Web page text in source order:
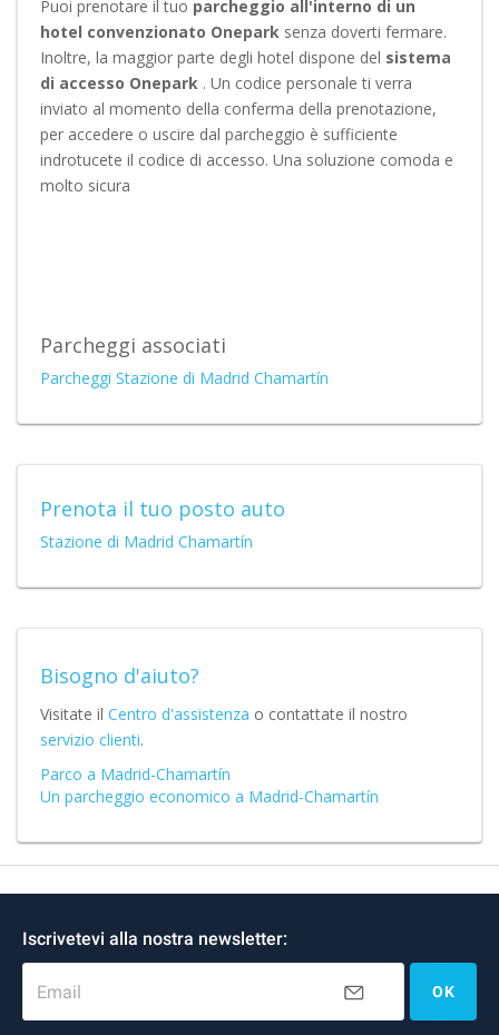
Puoi prenotare il tuo parcheggio all'interno di un
hotel convenzionato Onepark senza doverti fermare.
Inoltre, la maggior parte degli hotel dispone del sistema
di accesso Onepark . Un codice personale ti verra
inviato al momento della conferma della prenotazione,
per accedere o uscire dal parcheggio è sufficiente
indrotucete il codice di accesso. Una soluzione comoda e
molto sicura
Parcheggi associati
Parcheggi Stazione di Madrid Chamartín
Prenota il tuo posto auto
Stazione di Madrid Chamartín
Bisogno d'aiuto?
Visitate il Centro d'assistenza o contattate il nostro
servizio clienti.
Parco a Madrid-Chamartín
Un parcheggio economico a Madrid-Chamartín
Iscrivetevi alla nostra newsletter:
Email OK